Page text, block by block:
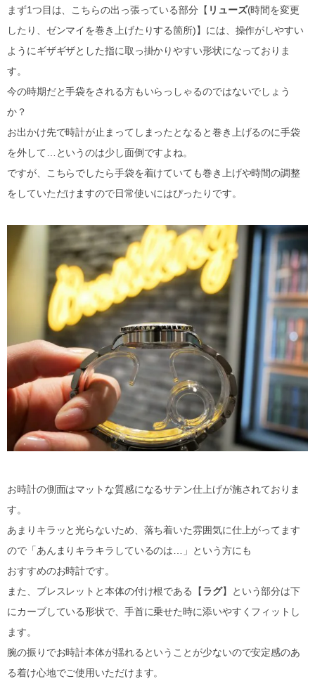
まず1つ目は、こちらの出っ張っている部分【 リューズ(時間を変更
したり、ゼンマイを巻き上げたりする箇所)】には、操作がしやすい
ようにギザギザとした指に取っ掛かりやすい形状になっておりま
す。
今の時期だと手袋をされる方もいらっしゃるのではないでしょう
か？
お出かけ先で時計が止まってしまったとなると巻き上げるのに手袋
を外して…というのは少し面倒ですよね。
ですが、こちらでしたら手袋を着けていても巻き上げや時間の調整
をしていただけますので日常使いにはぴったりです。
お時計の側面はマットな質感になるサテン仕上げが施されておりま
す。
あまりキラッと光らないため、落ち着いた雰囲気に仕上がってます
ので「あんまりキラキラしているのは…」という方にも
おすすめのお時計です。
また、ブレスレットと本体の付け根である【ラグ】という部分は下
にカーブしている形状で、手首に乗せた時に添いやすくフィットし
ます。
腕の振りでお時計本体が揺れるということが少ないので安定感のあ
る着け心地でご使用いただけます。